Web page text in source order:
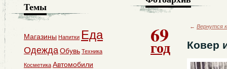
69
год
← Вернутся
Ковер
Темы
Магазины Напитки Еда
ОдеждаОбувь Техника
Косметика Автомобили